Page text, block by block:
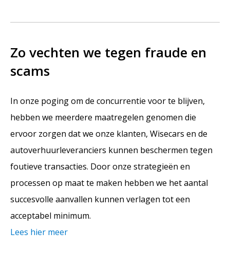
Zo vechten we tegen fraude en
scams
In onze poging om de concurrentie voor te blijven,
hebben we meerdere maatregelen genomen die
ervoor zorgen dat we onze klanten, Wisecars en de
autoverhuurleveranciers kunnen beschermen tegen
foutieve transacties. Door onze strategieën en
processen op maat te maken hebben we het aantal
succesvolle aanvallen kunnen verlagen tot een
acceptabel minimum.
Lees hier meer